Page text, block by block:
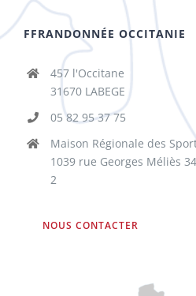
FFRANDONNÉE OCCITANIE
457 l'Occitane
31670 LABEGE
05 82 95 37 75
Maison Régionale des
1039 rue Georges Méliès
2
NOUS CONTACTER